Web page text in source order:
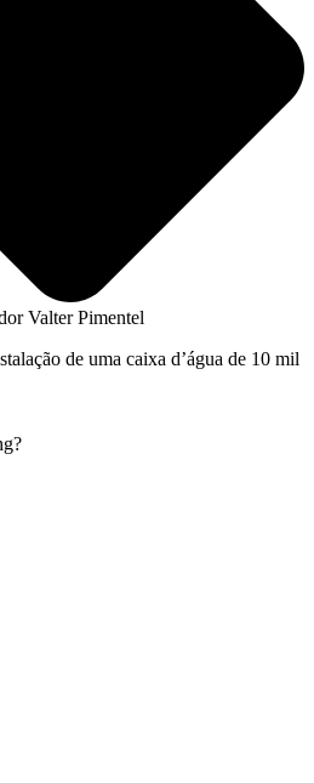
Valter Pimentel
de uma caixa d’água de 10 mil